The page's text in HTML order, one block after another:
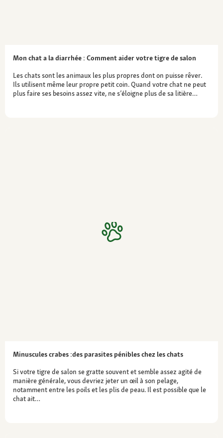
Mon chat a la diarrhée : Comment aider votre tigre de salon
Les chats sont les animaux les plus propres dont on puisse rêver.
Ils utilisent même leur propre petit coin. Quand votre chat ne peut
plus faire ses besoins assez vite, ne s’éloigne plus de sa litière…
Minuscules crabes :des parasites pénibles chez les chats
Si votre tigre de salon se gratte souvent et semble assez agité de
manière générale, vous devriez jeter un œil à son pelage,
notamment entre les poils et les plis de peau. Il est possible que le
chat ait…